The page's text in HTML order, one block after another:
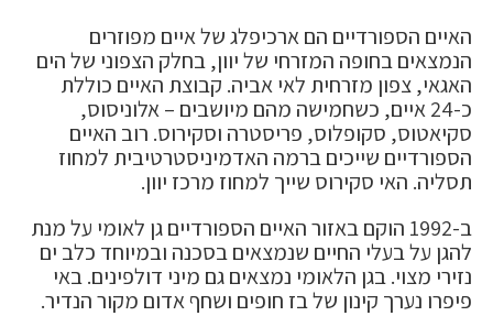
האיים הספורדיים הם ארכיפלג של איים מפוזרים
הנמצאים בחופה המזרחי של יוון, בחלק הצפוני של הים
האגאי, צפון מזרחית לאי אביה. קבוצת האיים כוללת
כ-24 איים, כשחמישה מהם מיושבים – אלוניסוס,
סקיאטוס, סקופלוס, פריסטרה וסקירוס. רוב האיים
הספורדיים שייכים ברמה האדמיניסטרטיבית למחוז
תסליה. האי סקירוס שייך למחוז מרכז יוון.
ב-1992 הוקם באזור האיים הספורדיים גן לאומי על מנת
להגן על בעלי החיים שנמצאים בסכנה ובמיוחד כלב ים
נזירי מצוי. בגן הלאומי נמצאים גם מיני דולפינים. באי
פיפרו נערך קינון של בז חופים ושחף אדום מקור הנדיר.